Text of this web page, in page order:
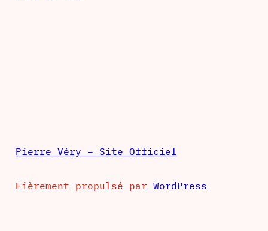
Pierre Véry – Site Officiel
Fièrement propulsé par WordPress